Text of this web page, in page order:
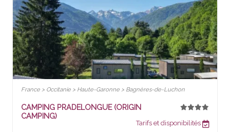
France > Occitanie > Haute-Garonne > Bagnères-de-Luchon
CAMPING PRADELONGUE (ORIGIN
CAMPING)
Tarifs et disponibilités